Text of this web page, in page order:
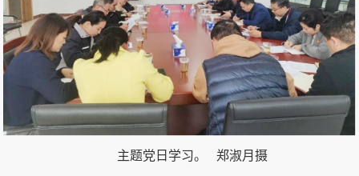
主题党日学习。 郑淑月摄